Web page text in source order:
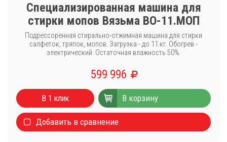
Специализированная машина для
стирки мопов Вязьма ВО-11.МОП
Подрессоренная стирально-отжимная машина для стирки
салфеток, тряпок, мопов. Загрузка - до 11 кг. Обогрев -
электрический. Остаточная влажность 50%.
599 996
В 1 клик В корзину
Добавить в сравнение